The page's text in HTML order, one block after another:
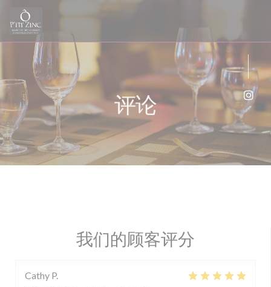
Cookie管理面板
评论
我们的顾客评分
Cathy P